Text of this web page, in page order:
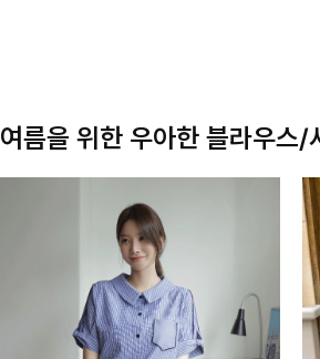
여름을 위한 우아한 블라우스/